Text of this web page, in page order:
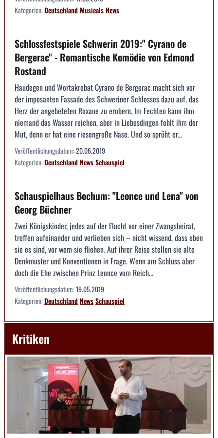
Kategorien:DeutschlandMusicalsNews
Schlossfestspiele Schwerin 2019:" Cyrano de
Bergerac" - Romantische Komödie von Edmond
Rostand
Haudegen und Wortakrobat Cyrano de Bergerac macht sich vor
der imposanten Fassade des Schweriner Schlosses dazu auf, das
Herz der angebeteten Roxane zu erobern. Im Fechten kann ihm
niemand das Wasser reichen, aber in Liebesdingen fehlt ihm der
Mut, denn er hat eine riesengroße Nase. Und so sprüht er...
Veröffentlichungsdatum:20.06.2019
Kategorien:DeutschlandNewsSchauspiel
Schauspielhaus Bochum: "Leonce und Lena" von
Georg Büchner
Zwei Königskinder, jedes auf der Flucht vor einer Zwangsheirat,
treffen aufeinander und verlieben sich – nicht wissend, dass eben
sie es sind, vor wem sie fliehen. Auf ihrer Reise stellen sie alte
Denkmuster und Konventionen in Frage. Wenn am Schluss aber
doch die Ehe zwischen Prinz Leonce vom Reich...
Veröffentlichungsdatum:19.05.2019
Kategorien:DeutschlandNewsSchauspiel
Kritiken